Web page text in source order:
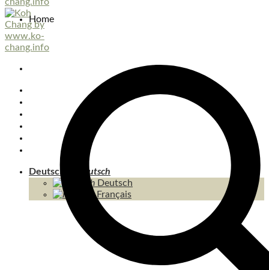
PRIVATE TRANSFERS
KOH CHANG
THAILAND
KAMBODSCHA
INHALT / SITEMAP
Deutsch
Deutsch
Français
Home